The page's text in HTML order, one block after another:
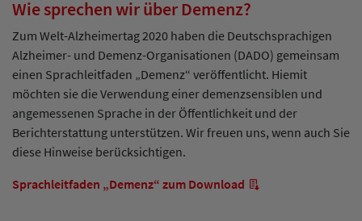
Wie sprechen wir über Demenz?
Zum Welt-Alzheimertag 2020 haben die Deutschsprachigen
Alzheimer- und Demenz-Organisationen (DADO) gemeinsam
einen Sprachleitfaden „Demenz“ veröffentlicht. Hiemit
möchten sie die Verwendung einer demenzsensiblen und
angemessenen Sprache in der Öffentlichkeit und der
Berichterstattung unterstützen. Wir freuen uns, wenn auch Sie
diese Hinweise berücksichtigen.
Sprachleitfaden „Demenz“ zum Download